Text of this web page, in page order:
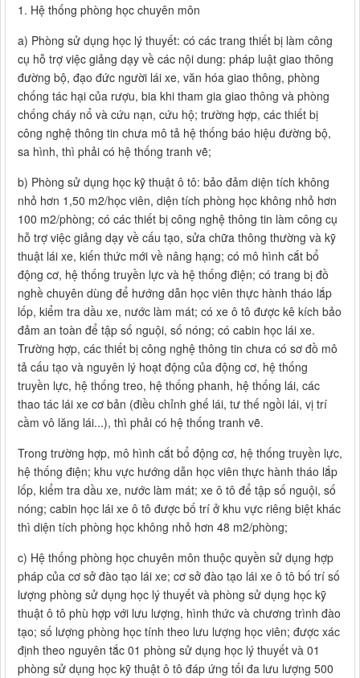
1. Hệ thống phòng học chuyên môn
a) Phòng sử dụng học lý thuyết: có các trang thiết bị làm công
cụ hỗ trợ việc giảng dạy về các nội dung: pháp luật giao thông
đường bộ, đạo đức người lái xe, văn hóa giao thông, phòng
chống tác hại của rượu, bia khi tham gia giao thông và phòng
chống cháy nổ và cứu nạn, cứu hộ; trường hợp, các thiết bị
công nghệ thông tin chưa mô tả hệ thống báo hiệu đường bộ,
sa hình, thì phải có hệ thống tranh vẽ;
b) Phòng sử dụng học kỹ thuật ô tô: bảo đảm diện tích không
nhỏ hơn 1,50 m2/học viên, diện tích phòng học không nhỏ hơn
100 m2/phòng; có các thiết bị công nghệ thông tin làm công cụ
hỗ trợ việc giảng dạy về cấu tạo, sửa chữa thông thường và kỹ
thuật lái xe, kiến thức mới về nâng hạng; có mô hình cắt bổ
động cơ, hệ thống truyền lực và hệ thống điện; có trang bị đồ
nghề chuyên dùng để hướng dẫn học viên thực hành tháo lắp
lốp, kiểm tra dầu xe, nước làm mát; có xe ô tô được kê kích bảo
đảm an toàn để tập số nguội, số nóng; có cabin học lái xe.
Trường hợp, các thiết bị công nghệ thông tin chưa có sơ đồ mô
tả cấu tạo và nguyên lý hoạt động của động cơ, hệ thống
truyền lực, hệ thống treo, hệ thống phanh, hệ thống lái, các
thao tác lái xe cơ bản (điều chỉnh ghế lái, tư thế ngồi lái, vị trí
cầm vô lăng lái...), thì phải có hệ thống tranh vẽ.
Trong trường hợp, mô hình cắt bổ động cơ, hệ thống truyền lực,
hệ thống điện; khu vực hướng dẫn học viên thực hành tháo lắp
lốp, kiểm tra dầu xe, nước làm mát; xe ô tô để tập số nguội, số
nóng; cabin học lái xe ô tô được bố trí ở khu vực riêng biệt khác
thì diện tích phòng học không nhỏ hơn 48 m2/phòng;
c) Hệ thống phòng học chuyên môn thuộc quyền sử dụng hợp
pháp của cơ sở đào tạo lái xe; cơ sở đào tạo lái xe ô tô bố trí số
lượng phòng sử dụng học lý thuyết và phòng sử dụng học kỹ
thuật ô tô phù hợp với lưu lượng, hình thức và chương trình đào
tạo; số lượng phòng học tính theo lưu lượng học viên; được xác
định theo nguyên tắc 01 phòng sử dụng học lý thuyết và 01
phòng sử dụng học kỹ thuật ô tô đáp ứng tối đa lưu lượng 500